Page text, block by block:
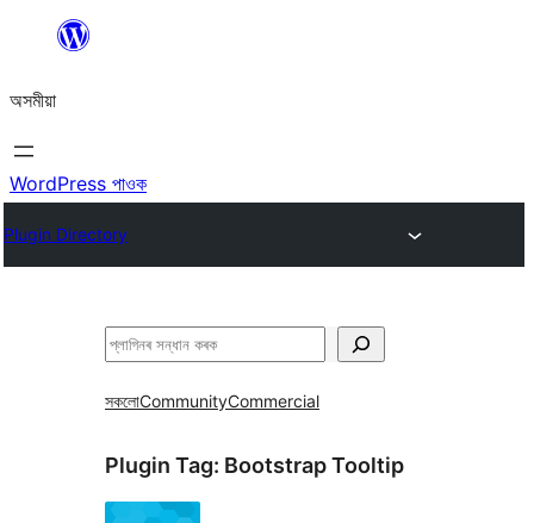
বিষয়বস্তুলৈ
যাওক
অসমীয়া
WordPress পাওক
Plugin Directory
সন্ধান
সকলোCommunityCommercial
Plugin Tag: Bootstrap Tooltip